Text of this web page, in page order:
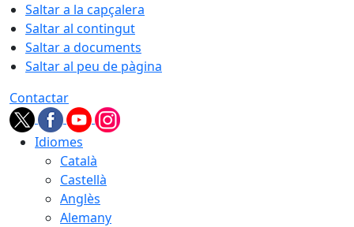
Saltar a la capçalera
Saltar al contingut
Saltar a documents
Saltar al peu de pàgina
Contactar
Idiomes
Català
Castellà
Anglès
Alemany